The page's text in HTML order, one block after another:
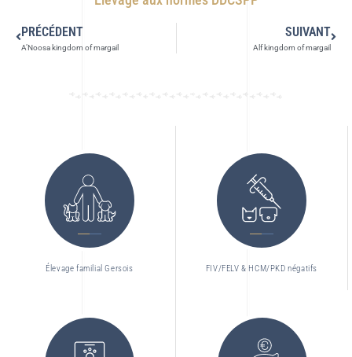
PRÉCÉDENT
A’Noosa kingdom of margail
SUIVANT
Alf kingdom of margail
Élevage familial Gersois FIV/FELV & HCM/PKD négatifs